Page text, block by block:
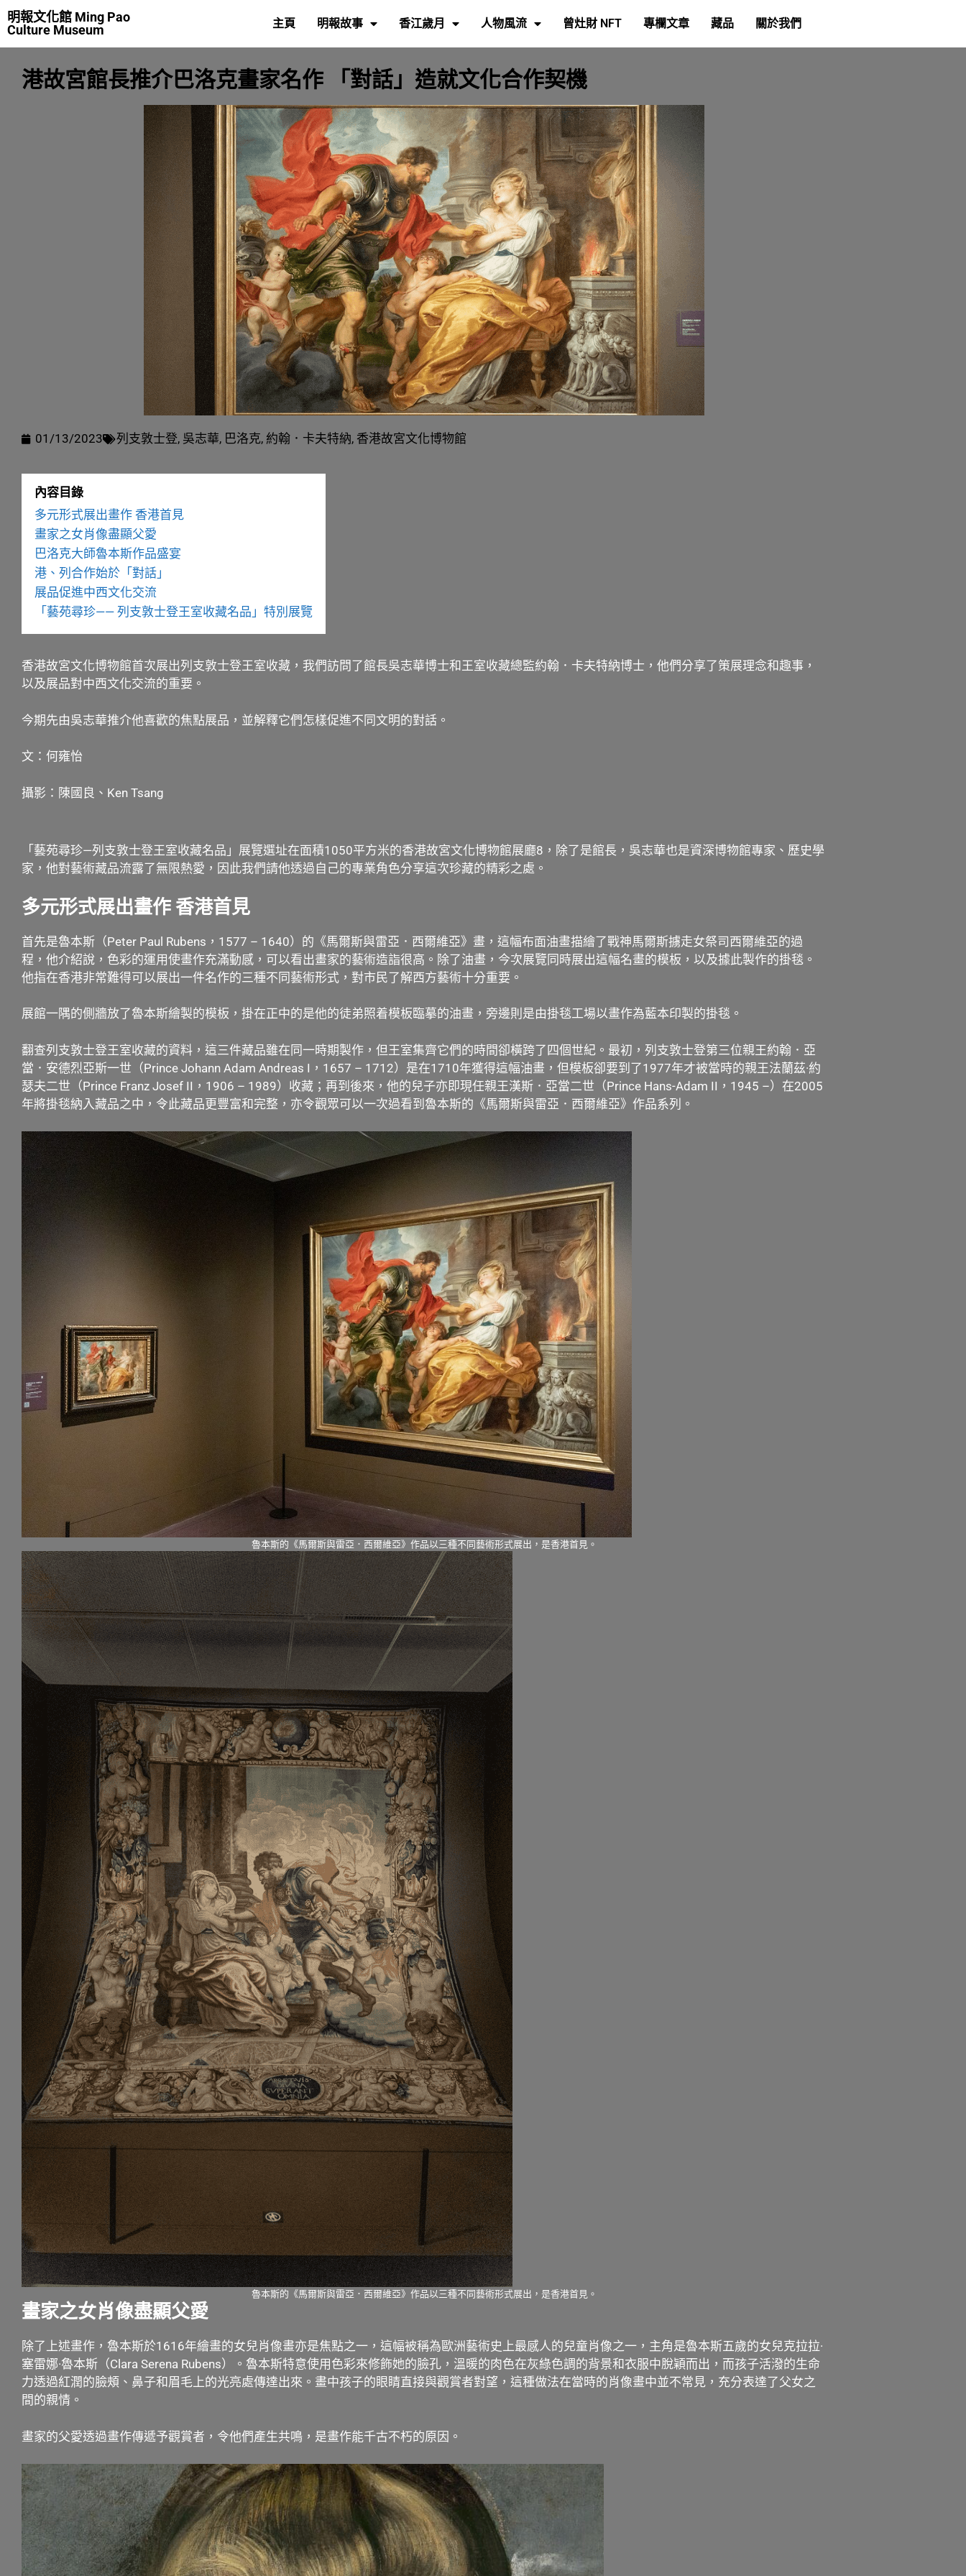
明報文化館 Ming Pao
Culture Museum
主頁 明報故事 香江歲月 人物風流 曾灶財 NFT 專欄文章 藏品 關於我們
港故宮館長推介巴洛克畫家名作 「對話」造就文化合作契機
01/13/2023 列支敦士登, 吳志華, 巴洛克, 約翰．卡夫特納, 香港故宮文化博物館
內容目錄
多元形式展出畫作 香港首見
畫家之女肖像盡顯父愛
巴洛克大師魯本斯作品盛宴
港、列合作始於「對話」
展品促進中西文化交流
「藝苑尋珍—— 列支敦士登王室收藏名品」特別展覽
香港故宮文化博物館首次展出列支敦士登王室收藏，我們訪問了館長吳志華博士和王室收藏總監約翰．卡夫特納博士，他們分享了策展理念和趣事，
以及展品對中西文化交流的重要。
今期先由吳志華推介他喜歡的焦點展品，並解釋它們怎樣促進不同文明的對話。
文：何雍怡
攝影：陳國良、Ken Tsang
「藝苑尋珍—列支敦士登王室收藏名品」展覽選址在面積1050平方米的香港故宮文化博物館展廳8，除了是館長，吳志華也是資深博物館專家、歷史學
家，他對藝術藏品流露了無限熱愛，因此我們請他透過自己的專業角色分享這次珍藏的精彩之處。
多元形式展出畫作 香港首見
首先是魯本斯（Peter Paul Rubens，1577 – 1640）的《馬爾斯與雷亞．西爾維亞》畫，這幅布面油畫描繪了戰神馬爾斯擄走女祭司西爾維亞的過
程，他介紹說，色彩的運用使畫作充滿動感，可以看出畫家的藝術造詣很高。除了油畫，今次展覽同時展出這幅名畫的模板，以及據此製作的掛毯。
他指在香港非常難得可以展出一件名作的三種不同藝術形式，對市民了解西方藝術十分重要。
展館一隅的側牆放了魯本斯繪製的模板，掛在正中的是他的徒弟照着模板臨摹的油畫，旁邊則是由掛毯工場以畫作為藍本印製的掛毯。
翻查列支敦士登王室收藏的資料，這三件藏品雖在同一時期製作，但王室集齊它們的時間卻橫跨了四個世紀。最初，列支敦士登第三位親王約翰．亞
當．安德烈亞斯一世（Prince Johann Adam Andreas I，1657 – 1712）是在1710年獲得這幅油畫，但模板卻要到了1977年才被當時的親王法蘭茲·約
瑟夫二世（Prince Franz Josef II，1906 – 1989）收藏；再到後來，他的兒子亦即現任親王漢斯．亞當二世（Prince Hans-Adam II，1945 –）在2005
年將掛毯納入藏品之中，令此藏品更豐富和完整，亦令觀眾可以一次過看到魯本斯的《馬爾斯與雷亞．西爾維亞》作品系列。
魯本斯的《馬爾斯與雷亞．西爾維亞》作品以三種不同藝術形式展出，是香港首見。
魯本斯的《馬爾斯與雷亞．西爾維亞》作品以三種不同藝術形式展出，是香港首見。
畫家之女肖像盡顯父愛
除了上述畫作，魯本斯於1616年繪畫的女兒肖像畫亦是焦點之一，這幅被稱為歐洲藝術史上最感人的兒童肖像之一，主角是魯本斯五歲的女兒克拉拉·
塞雷娜·魯本斯（Clara Serena Rubens）。魯本斯特意使用色彩來修飾她的臉孔，溫暖的肉色在灰綠色調的背景和衣服中脫穎而出，而孩子活潑的生命
力透過紅潤的臉頰、鼻子和眉毛上的光亮處傳達出來。畫中孩子的眼睛直接與觀賞者對望，這種做法在當時的肖像畫中並不常見，充分表達了父女之
間的親情。
畫家的父愛透過畫作傳遞予觀賞者，令他們產生共鳴，是畫作能千古不朽的原因。